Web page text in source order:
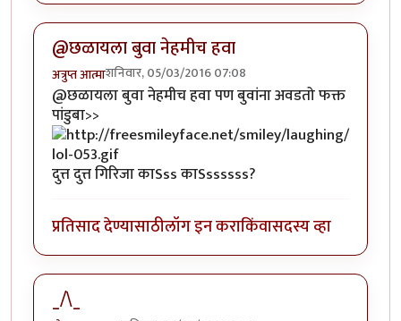
@छळायला बुवा नेहमीच हवा
अत्रुप्त आत्माशनिवार, 05/03/2016 07:08
@छळायला बुवा नेहमीच हवा पण बुवांना अवडतो फक्त
पांडुबा>>
दुत्त दुत्त गिरिजा काSss काSssssss?
प्रतिसाद देण्यासाठीलॉग इन कराकिंवासदस्य व्हा
_/\_